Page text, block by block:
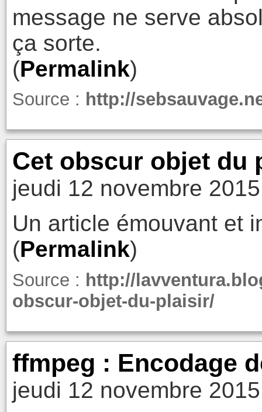
message ne serve
ça sorte.
(Permalink)
Source : http://
Cet obscur objet du
jeudi 12 novembre
Un article émouvant et
(Permalink)
Source : http://
obscur-objet-du-plaisir/
ffmpeg : Encodage
jeudi 12 novembre